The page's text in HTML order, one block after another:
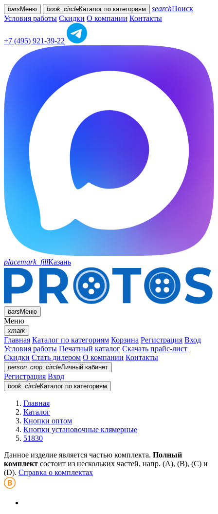
bars Меню book_circleКаталог по категориям searchПоиск
Условия работы Скидки О компании Контакты
+7 (495) 921-39-22
placemark_fillКазань
barsМеню
Меню
xmark
Главная Каталог по категориям Корзина Регистрация Вход
Условия работы Печатный каталог Скачать прайс-лист
Скидки Стать дилером О компании Контакты
person_crop_circleЛичный кабинет
Регистрация Вход
book_circleКаталог по категориям
Главная
Каталог
Кнопки оптом
Кнопки установочные клямерные
51830
Данное изделие является частью комплекта. Полный
комплект состоит из нескольких частей, напр. (А), (B), (С) и
(D). Справка о комплектах